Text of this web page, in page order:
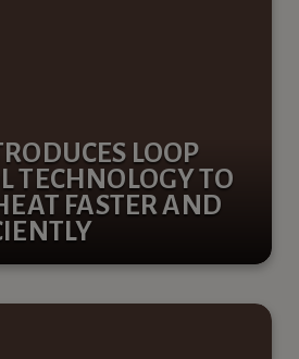
LOOP
TECHNOLOGY TO
FASTER AND